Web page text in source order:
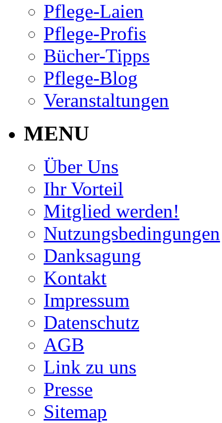
Pflege-Laien
Pflege-Profis
Bücher-Tipps
Pflege-Blog
Veranstaltungen
MENU
Über Uns
Ihr Vorteil
Mitglied werden!
Nutzungsbedingungen
Danksagung
Kontakt
Impressum
Datenschutz
AGB
Link zu uns
Presse
Sitemap